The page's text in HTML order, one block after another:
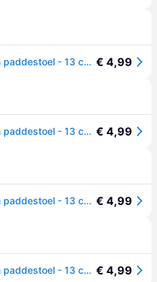
Rayher hobby DIY piepschuim paddestoel - 13 cm - wit - Knutselen € 4,99
Rayher hobby DIY piepschuim paddestoel - 13 cm - wit - Knutselen - materialen € 4,99
Rayher hobby DIY piepschuim paddestoel - 13 cm - wit - Knutselen - € 4,99
Rayher hobby DIY piepschuim paddestoel - 13 cm - wit - Knutselen - materialen € 4,99